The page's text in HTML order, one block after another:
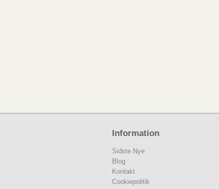
Information
Sidste Nye
Blog
Kontakt
Cookiepolitik